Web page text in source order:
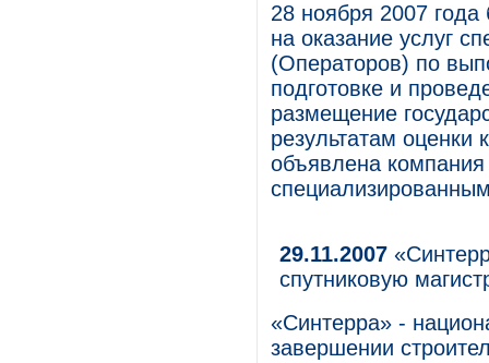
28 ноября 2007 года
на оказание услуг
(Операторов) по
подготовке и
размещение
результатам оценки
объявлена
29.11.2007
спутниковую
«Синтерра» -
завершении